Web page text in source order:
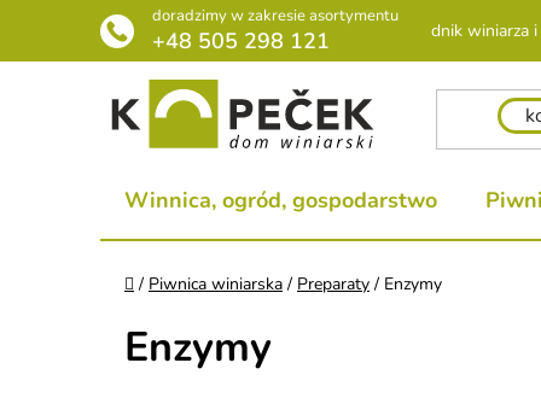
treści
doradzimy w zakresie asortymentu
+48 505 298 121 Poradnik winiarza
Winnica, ogród, gospodarstwo
Home
/ Piwnica winiarska / Preparaty / Enzymy
Enzymy